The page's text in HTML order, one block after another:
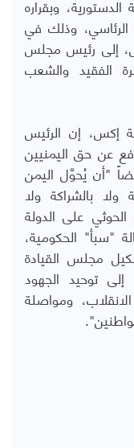
وبقراره
وذلك في
إلى رئيس مجلس
الفقيد والشعب
إكس، إن الرئيس
عن حق اليمنيين
"أن يُحوَّل اليمن
بالشراكة ولا
على الدولة
"سبأ" الحكومية،
مجلس القيادة
توحيد الجهود
ومواصلة